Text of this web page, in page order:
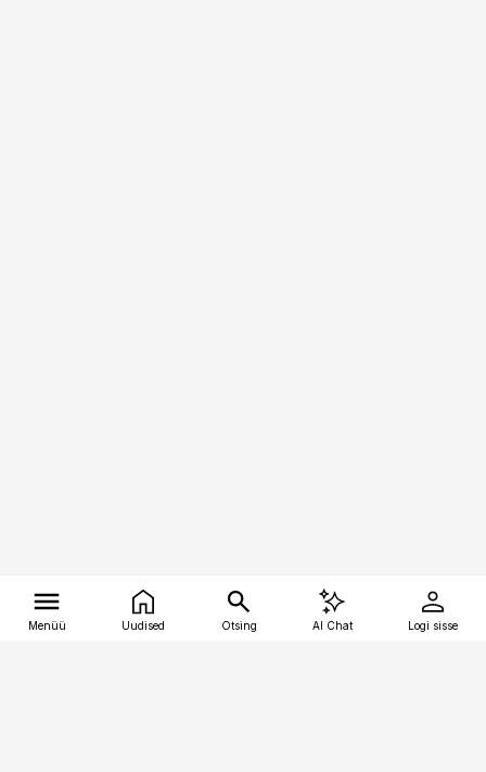
Menüü Uudised Otsing AI Chat Logi sisse